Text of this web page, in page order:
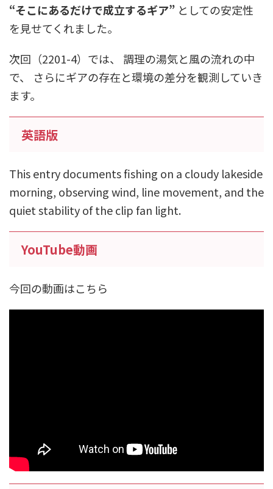
“そこにあるだけで成立するギア” としての安定性
を見せてくれました。
次回（2201-4）では、 調理の湯気と風の流れの中
で、 さらにギアの存在と環境の差分を観測していき
ます。
英語版
This entry documents fishing on a cloudy lakeside
morning, observing wind, line movement, and the
quiet stability of the clip fan light.
YouTube動画
今回の動画はこちら